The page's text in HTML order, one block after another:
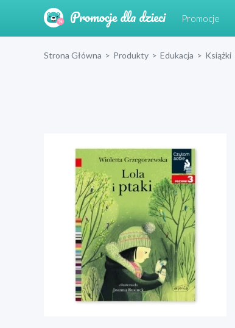
Promocje
Strona Główna > Produkty > Edukacja > Książki